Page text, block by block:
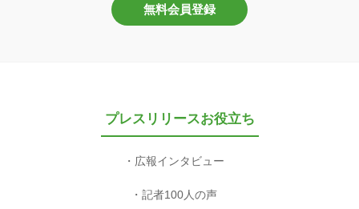
無料会員登録
プレスリリースお役立ち
広報インタビュー
記者100人の声